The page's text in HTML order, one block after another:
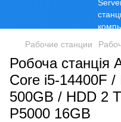
Рабочие станции
Робоча станція
Core i5-14400F
500GB / HDD 2
P5000 16GB